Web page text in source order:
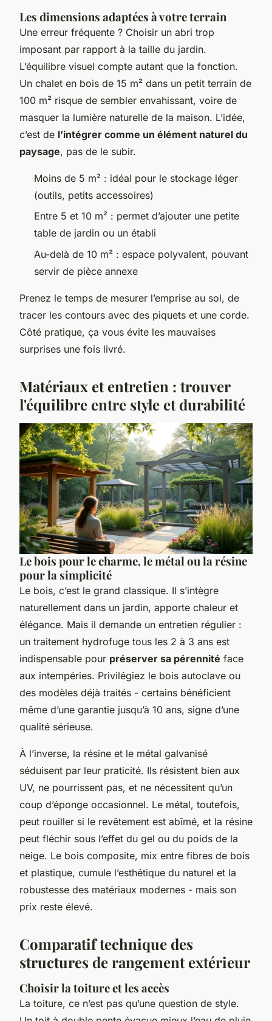
Les dimensions adaptées à votre terrain
Une erreur fréquente ? Choisir un abri trop
imposant par rapport à la taille du jardin.
L’équilibre visuel compte autant que la fonction.
Un chalet en bois de 15 m² dans un petit terrain de
100 m² risque de sembler envahissant, voire de
masquer la lumière naturelle de la maison. L’idée,
c’est de l’intégrer comme un élément naturel du
paysage, pas de le subir.
Moins de 5 m² : idéal pour le stockage léger
(outils, petits accessoires)
Entre 5 et 10 m² : permet d’ajouter une petite
table de jardin ou un établi
Au-delà de 10 m² : espace polyvalent, pouvant
servir de pièce annexe
Prenez le temps de mesurer l’emprise au sol, de
tracer les contours avec des piquets et une corde.
Côté pratique, ça vous évite les mauvaises
surprises une fois livré.
Matériaux et entretien : trouver
l'équilibre entre style et durabilité
Le bois pour le charme, le métal ou la résine
pour la simplicité
Le bois, c’est le grand classique. Il s’intègre
naturellement dans un jardin, apporte chaleur et
élégance. Mais il demande un entretien régulier :
un traitement hydrofuge tous les 2 à 3 ans est
indispensable pour préserver sa pérennité face
aux intempéries. Privilégiez le bois autoclave ou
des modèles déjà traités - certains bénéficient
même d’une garantie jusqu’à 10 ans, signe d’une
qualité sérieuse.
À l’inverse, la résine et le métal galvanisé
séduisent par leur praticité. Ils résistent bien aux
UV, ne pourrissent pas, et ne nécessitent qu’un
coup d’éponge occasionnel. Le métal, toutefois,
peut rouiller si le revêtement est abîmé, et la résine
peut fléchir sous l’effet du gel ou du poids de la
neige. Le bois composite, mix entre fibres de bois
et plastique, cumule l’esthétique du naturel et la
robustesse des matériaux modernes - mais son
prix reste élevé.
Comparatif technique des
structures de rangement extérieur
Choisir la toiture et les accès
La toiture, ce n’est pas qu’une question de style.